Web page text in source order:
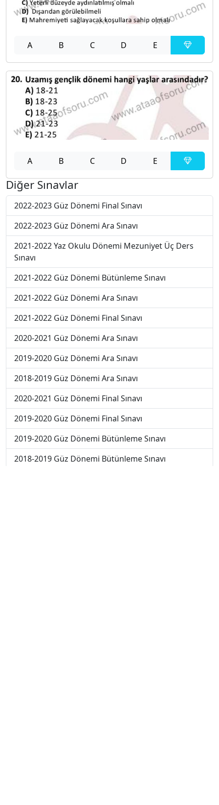
A B C D E
A B C D E
Diğer Sınavlar
2022-2023 Güz Dönemi Final Sınavı
2022-2023 Güz Dönemi Ara Sınavı
2021-2022 Yaz Okulu Dönemi Mezuniyet Üç Ders
Sınavı
2021-2022 Güz Dönemi Bütünleme Sınavı
2021-2022 Güz Dönemi Ara Sınavı
2021-2022 Güz Dönemi Final Sınavı
2020-2021 Güz Dönemi Ara Sınavı
2019-2020 Güz Dönemi Ara Sınavı
2018-2019 Güz Dönemi Ara Sınavı
2020-2021 Güz Dönemi Final Sınavı
2019-2020 Güz Dönemi Final Sınavı
2019-2020 Güz Dönemi Bütünleme Sınavı
2018-2019 Güz Dönemi Bütünleme Sınavı